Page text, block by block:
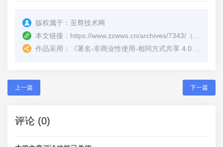
版权属于： 至尊技术网
本文链接： https://www.zzwws.cn/archives/7343/ （转载时请注明本文出处及文章链接）
作品采用：
《署名-非商业性使用-相同方式共享 4.0 国际 (CC BY-NC-SA 4.0)
上一篇 下一篇
评论 (0)